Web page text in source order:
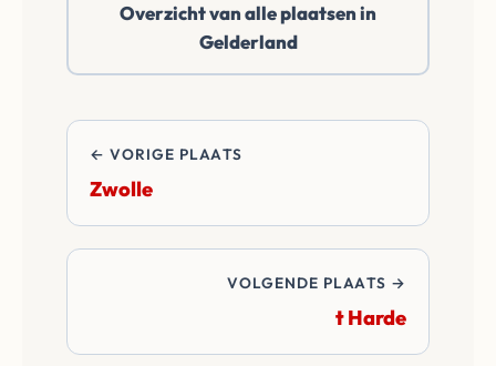
betalen alle
overdrachtskosten
en notariskosten van
Overzicht van alle plaatsen in
Gelderland
← VORIGE PLAATS
Zwolle
VOLGENDE PLAATS →
t Harde